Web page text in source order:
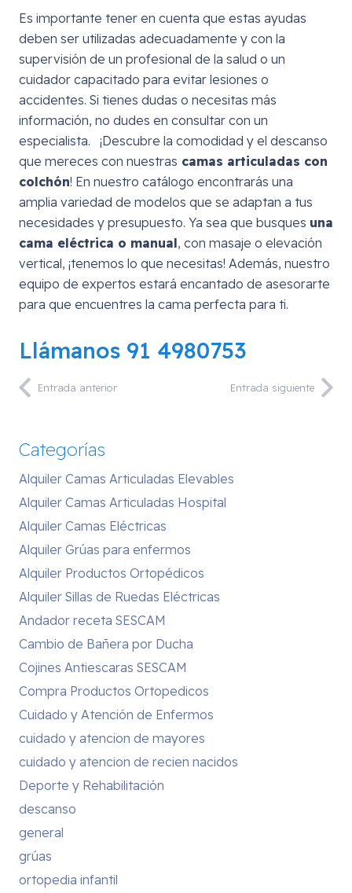
Es importante tener en cuenta que estas ayudas
deben ser utilizadas adecuadamente y con la
supervisión de un profesional de la salud o un
cuidador capacitado para evitar lesiones o
accidentes. Si tienes dudas o necesitas más
información, no dudes en consultar con un
especialista. ¡Descubre la comodidad y el descanso
que mereces con nuestras camas articuladas con
colchón! En nuestro catálogo encontrarás una
amplia variedad de modelos que se adaptan a tus
necesidades y presupuesto. Ya sea que busques una
cama eléctrica o manual, con masaje o elevación
vertical, ¡tenemos lo que necesitas! Además, nuestro
equipo de expertos estará encantado de asesorarte
para que encuentres la cama perfecta para ti.
Llámanos 91 4980753
Entrada anterior Entrada siguiente
Categorías
Alquiler Camas Articuladas Elevables
Alquiler Camas Articuladas Hospital
Alquiler Camas Eléctricas
Alquiler Grúas para enfermos
Alquiler Productos Ortopédicos
Alquiler Sillas de Ruedas Eléctricas
Andador receta SESCAM
Cambio de Bañera por Ducha
Cojines Antiescaras SESCAM
Compra Productos Ortopedicos
Cuidado y Atención de Enfermos
cuidado y atencion de mayores
cuidado y atencion de recien nacidos
Deporte y Rehabilitación
descanso
general
grúas
ortopedia infantil